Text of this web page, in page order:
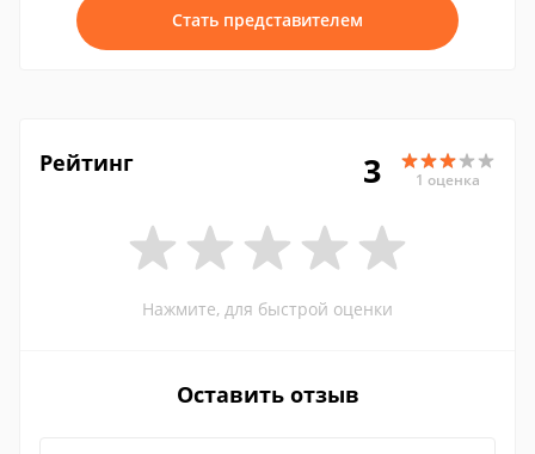
Стать представителем
Рейтинг 3 1 оценка
Нажмите, для быстрой оценки
Оставить отзыв